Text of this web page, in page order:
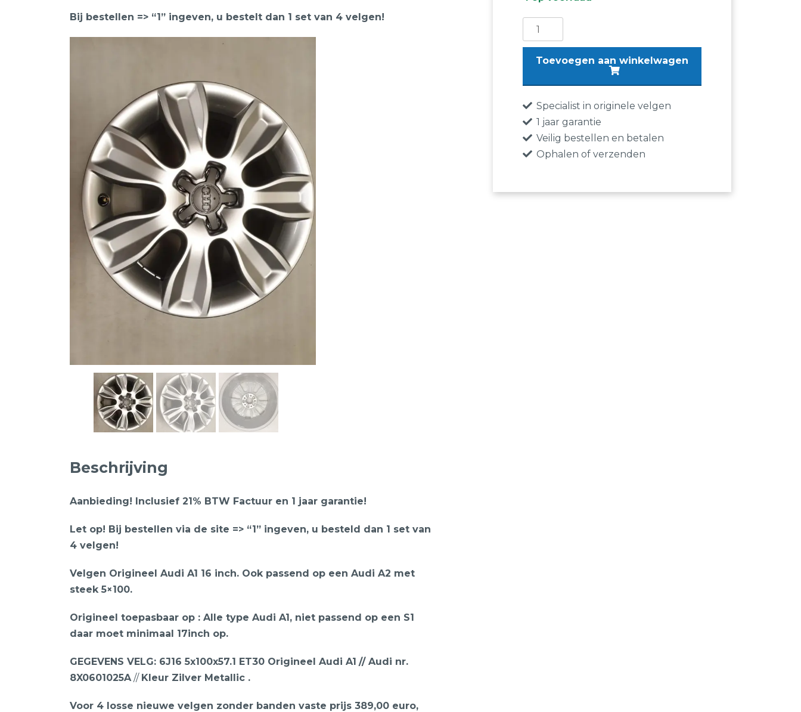
Bij bestellen => “1” ingeven, u bestelt dan 1 set van 4 velgen!
Velgen
Audi
16inch
Origineel
Audi
A1
Audi
Toevoegen aan winkelwagen
Specialist in originele velgen
1 jaar garantie
Veilig bestellen en betalen
Ophalen of verzenden
Beschrijving
Aanbieding! Inclusief 21% BTW Factuur en 1 jaar garantie!
Let op! Bij bestellen via de site => “1” ingeven, u besteld dan 1 set van
4 velgen!
Velgen Origineel Audi A1 16 inch. Ook passend op een Audi A2 met
steek 5×100.
Origineel toepasbaar op : Alle type Audi A1, niet passend op een S1
daar moet minimaal 17inch op.
GEGEVENS VELG: 6J16 5x100x57.1 ET30 Origineel Audi A1 // Audi nr.
8X0601025A// Kleur Zilver Metallic .
Voor 4 losse nieuwe velgen zonder banden vaste prijs 389,00 euro,